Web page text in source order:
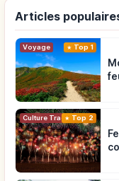
Articles
Voyage Top 1
Culture Traditionnelle
Top 2